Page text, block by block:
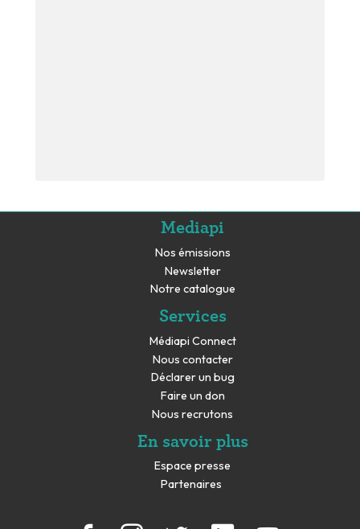
Mediapi
Nos émissions
Newsletter
Notre catalogue
Services
Médiapi Connect
Nous contacter
Déclarer un bug
Faire un don
Nous recrutons
En savoir plus
Espace presse
Partenaires